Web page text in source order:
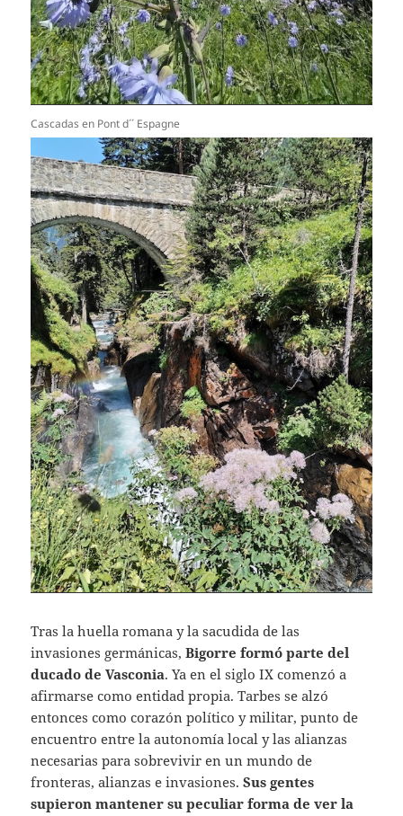
Cascadas en Pont d´´ Espagne
Tras la huella romana y la sacudida de las
invasiones germánicas,Bigorre formó parte del
ducado de Vasconia. Ya en el siglo IX comenzó a
afirmarse como entidad propia. Tarbes se alzó
entonces como corazón político y militar, punto de
encuentro entre la autonomía local y las alianzas
necesarias para sobrevivir en un mundo de
fronteras, alianzas e invasiones.Sus gentes
supieron mantener su peculiar forma de ver la